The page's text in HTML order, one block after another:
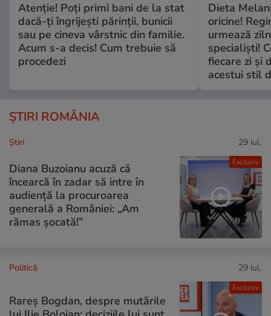
Atenție! Poți primi bani de la stat
dacă-ți îngrijești părinții, bunicii
sau pe cineva vârstnic din familie.
Acum s-a decis! Cum trebuie să
procedezi
Dieta
oricine!
urmează
specialiști!
fiecare zi și
acestui stil
ȘTIRI ROMÂNIA
Exclusiv
Ştiri 29 iul.
Diana Buzoianu acuză că
încearcă în zadar să intre în
audiență la procuroarea
generală a României: „Am
rămas șocată!”
Exclusiv
Politică 29 iul.
Rareș Bogdan, despre mutările